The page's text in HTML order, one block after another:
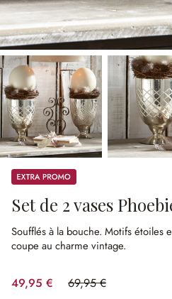
Promos
Set de 2 vases
Soufflés à la bouche. Motifs étoiles
coupe au charme vintage.
49,95 € 69,95 €
(28.59%spared)